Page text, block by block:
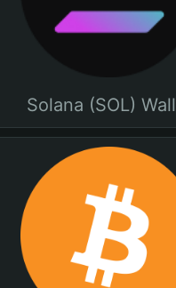
Solana (SOL)